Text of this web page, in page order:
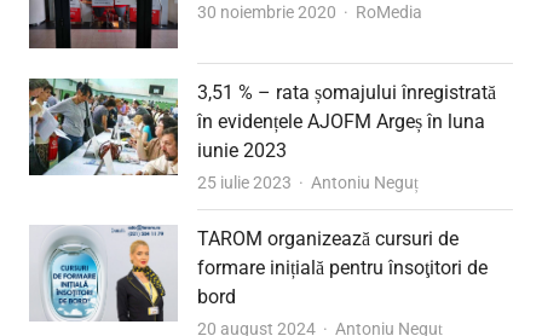
30 noiembrie 2020 Author
RoMedia
3,51 % – rata șomajului înregistrată
în evidențele AJOFM Argeș în luna
iunie 2023
25 iulie 2023 Author
Antoniu Neguț
TAROM organizează cursuri de
formare inițială pentru însoţitori de
bord
20 august 2024 Author
Antoniu Neguț